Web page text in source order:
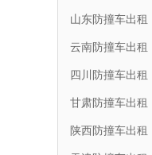
山东防撞车出租
云南防撞车出租
四川防撞车出租
甘肃防撞车出租
陕西防撞车出租